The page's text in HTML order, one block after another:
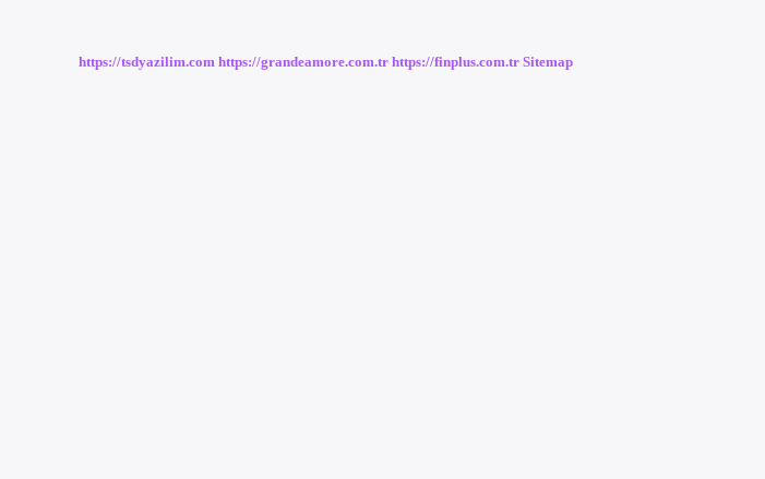
https://tsdyazilim.com https://grandeamore.com.tr https://finplus.com.tr Sitemap